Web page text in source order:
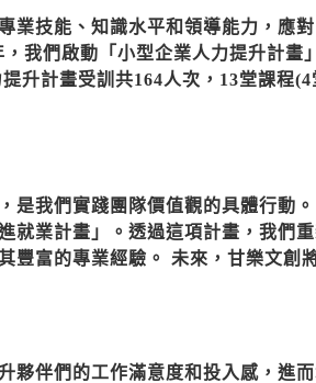
業技能、知識水平和領導能力，應
我們啟動「小型企業人力提升計
升計畫受訓共164人次，13堂課程
是我們實踐團隊價值觀的具體行動。
就業計畫」。透過這項計畫，我們
豐富的專業經驗。 未來，甘樂文創
夥伴們的工作滿意度和投入感，進